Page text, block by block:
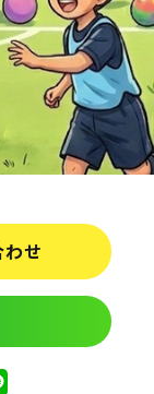
わせ